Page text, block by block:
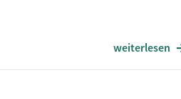
weiterlesen